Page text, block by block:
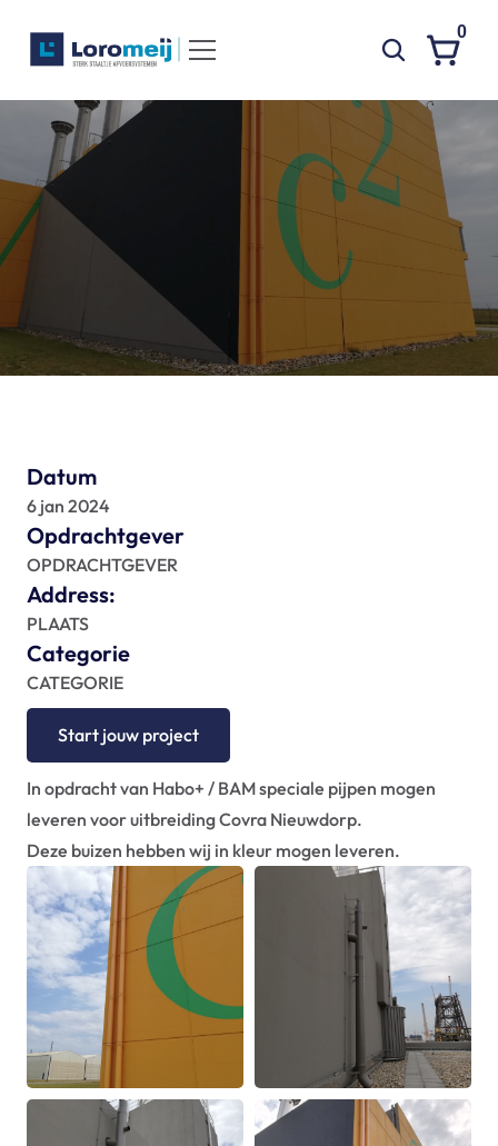
Systemen
Projecten
Over ons
FAQ
Blogs
0
v r a
Nie w dor
Datum
6 jan 2024
Opdrachtgever
OPDRACHTGEVER
Address:
PLAATS
Categorie
CATEGORIE
Start jouw project
In opdracht van Habo+ / BAM speciale pijpen mogen
leveren voor uitbreiding Covra Nieuwdorp.
Deze buizen hebben wij in kleur mogen leveren.